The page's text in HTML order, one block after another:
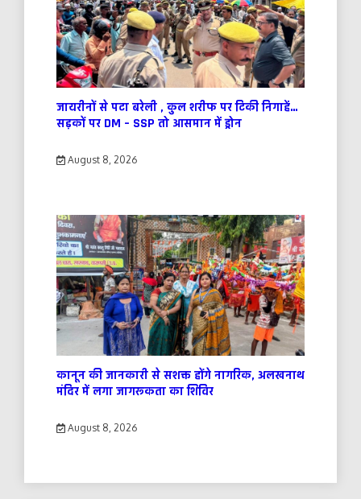
जायरीनों से पटा बरेली , कुल शरीफ पर टिकी निगाहें…
सड़कों पर DM – SSP तो आसमान में ड्रोन
August 8, 2026
कानून की जानकारी से सशक्त होंगे नागरिक, अलखनाथ
मंदिर में लगा जागरूकता का शिविर
August 8, 2026